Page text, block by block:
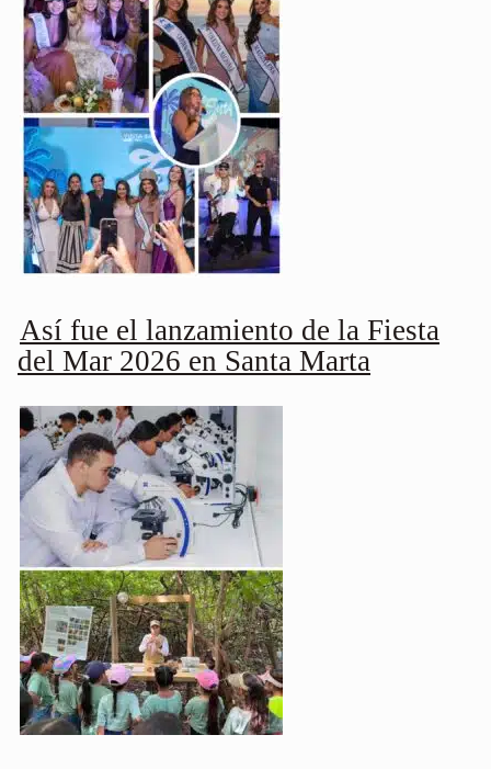
Así fue el lanzamiento de la Fiesta
del Mar 2026 en Santa Marta